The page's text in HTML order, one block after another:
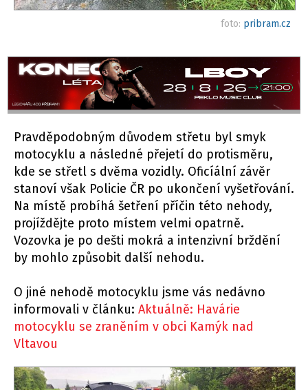
foto: pribram.cz
Pravděpodobným důvodem střetu byl smyk
motocyklu a následné přejetí do protisměru,
kde se střetl s dvěma vozidly. Oficíální závěr
stanoví však Policie ČR po ukončení vyšetřování.
Na místě probíhá šetření příčin této nehody,
projíždějte proto místem velmi opatrně.
Vozovka je po dešti mokrá a intenzivní brždění
by mohlo způsobit další nehodu.
O jiné nehodě motocyklu jsme vás nedávno
informovali v článku: Aktuálně: Havárie
motocyklu se zraněním v obci Kamýk nad
Vltavou